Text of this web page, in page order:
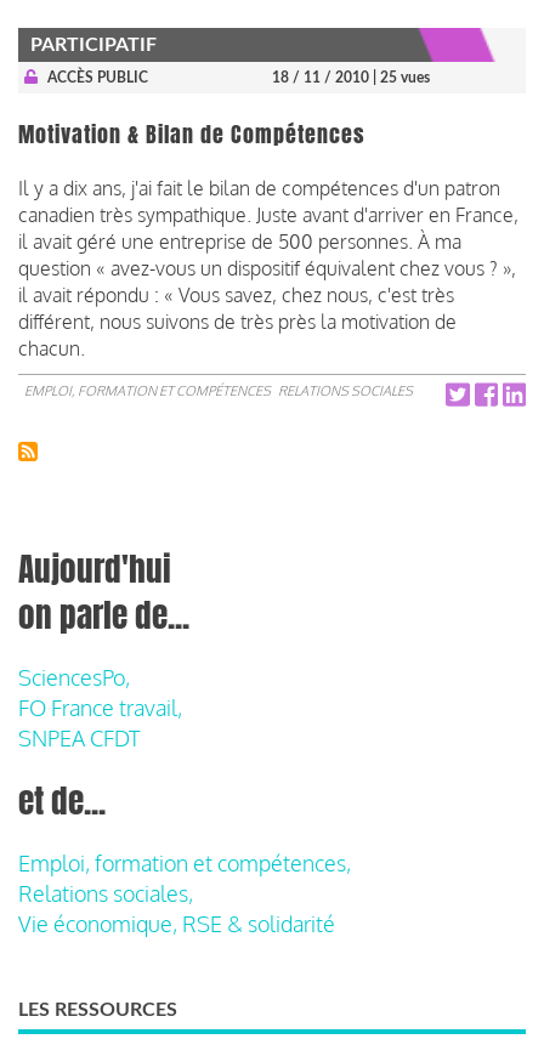
PARTICIPATIF
ACCÈS PUBLIC 18 / 11 / 2010 | 25 vues
Motivation & Bilan de Compétences
Il y a dix ans, j'ai fait le bilan de compétences d'un patron
canadien très sympathique. Juste avant d'arriver en France,
il avait géré une entreprise de 500 personnes. À ma
question « avez-vous un dispositif équivalent chez vous ? »,
il avait répondu : « Vous savez, chez nous, c'est très
différent, nous suivons de très près la motivation de
chacun.
EMPLOI, FORMATION ET COMPÉTENCES RELATIONS SOCIALES
Aujourd'hui
on parle de...
SciencesPo,
FO France travail,
SNPEA CFDT
et de...
Emploi, formation et compétences,
Relations sociales,
Vie économique, RSE & solidarité
LES RESSOURCES